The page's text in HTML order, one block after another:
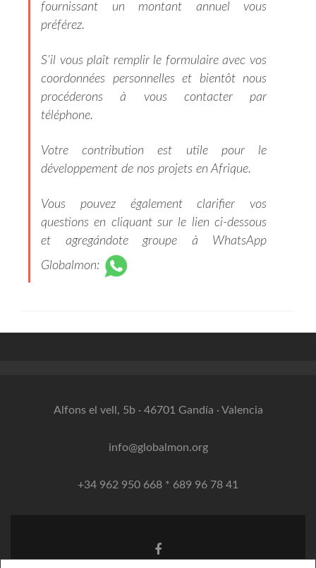
fournissant un montant annuel vous
préférez.
S’il vous plaît remplir le formulaire avec vos
coordonnées personnelles et bientôt nous
procéderons à vous contacter par
téléphone.
Votre contributionest utile pourle
développement de nos projets en Afrique.
Vous pouvez égalementclarifier vos
questions en cliquantsur le lien ci-dessous
et agregándote groupe à WhatsApp
Globalmon:
Alfons el vell, 5b · 46701 Gandía · Valencia
info@globalmon.org
+34 962 950 668 * 689 96 78 41
Facebook
link